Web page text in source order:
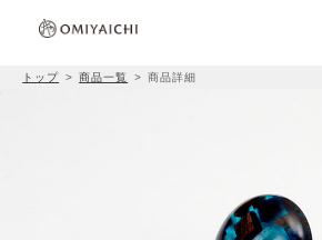
トップ 商品一覧 商品詳細